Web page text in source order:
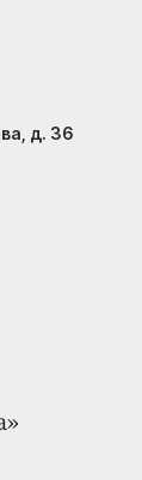
д. 36